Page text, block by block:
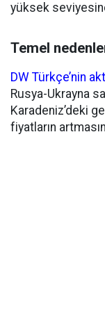
yüksek
Temel
DW Türkçe’nin
Rusya-Ukrayna
Karadeniz’deki
fiyatların